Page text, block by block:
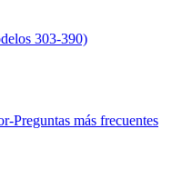
303-390)
Preguntas más frecuentes‎